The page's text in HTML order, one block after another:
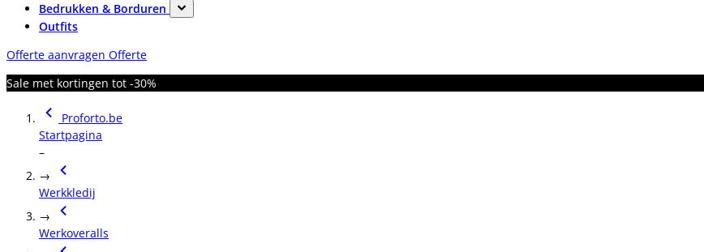
Bedrukken & Borduren
Outfits
Offerte aanvragen Offerte
Sale met kortingen tot -30%
Proforto.be
Startpagina
–
→
Werkkledij
→
Werkoveralls